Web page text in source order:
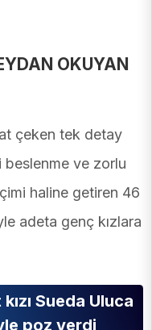
OKUYAN
çeken tek detay
beslenme ve zorlu
haline getiren 46
adeta genç kızlara
Sueda Uluca
poz verdi